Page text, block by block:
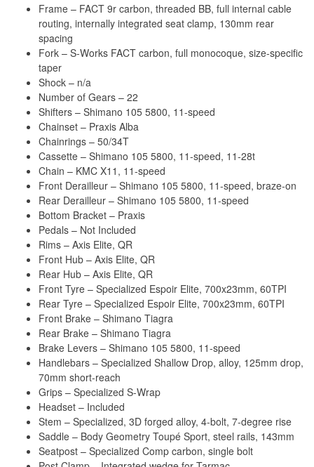
Frame – FACT 9r carbon, threaded BB, full internal cable
routing, internally integrated seat clamp, 130mm rear
spacing
Fork – S-Works FACT carbon, full monocoque, size-specific
taper
Shock – n/a
Number of Gears – 22
Shifters – Shimano 105 5800, 11-speed
Chainset – Praxis Alba
Chainrings – 50/34T
Cassette – Shimano 105 5800, 11-speed, 11-28t
Chain – KMC X11, 11-speed
Front Derailleur – Shimano 105 5800, 11-speed, braze-on
Rear Derailleur – Shimano 105 5800, 11-speed
Bottom Bracket – Praxis
Pedals – Not Included
Rims – Axis Elite, QR
Front Hub – Axis Elite, QR
Rear Hub – Axis Elite, QR
Front Tyre – Specialized Espoir Elite, 700x23mm, 60TPI
Rear Tyre – Specialized Espoir Elite, 700x23mm, 60TPI
Front Brake – Shimano Tiagra
Rear Brake – Shimano Tiagra
Brake Levers – Shimano 105 5800, 11-speed
Handlebars – Specialized Shallow Drop, alloy, 125mm drop,
70mm short-reach
Grips – Specialized S-Wrap
Headset – Included
Stem – Specialized, 3D forged alloy, 4-bolt, 7-degree rise
Saddle – Body Geometry Toupé Sport, steel rails, 143mm
Seatpost – Specialized Comp carbon, single bolt